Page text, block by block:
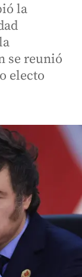
la
se reunió
electo